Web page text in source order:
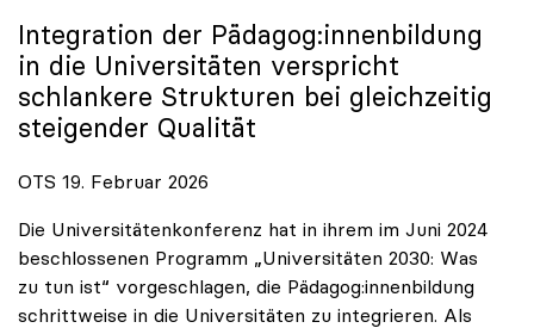
Integration der Pädagog:innenbildung
in die Universitäten verspricht
schlankere Strukturen bei gleichzeitig
steigender Qualität
OTS 19. Februar 2026
Die Universitätenkonferenz hat in ihrem im Juni 2024
beschlossenen Programm „Universitäten 2030: Was
zu tun ist“ vorgeschlagen, die Pädagog:innenbildung
schrittweise in die Universitäten zu integrieren. Als